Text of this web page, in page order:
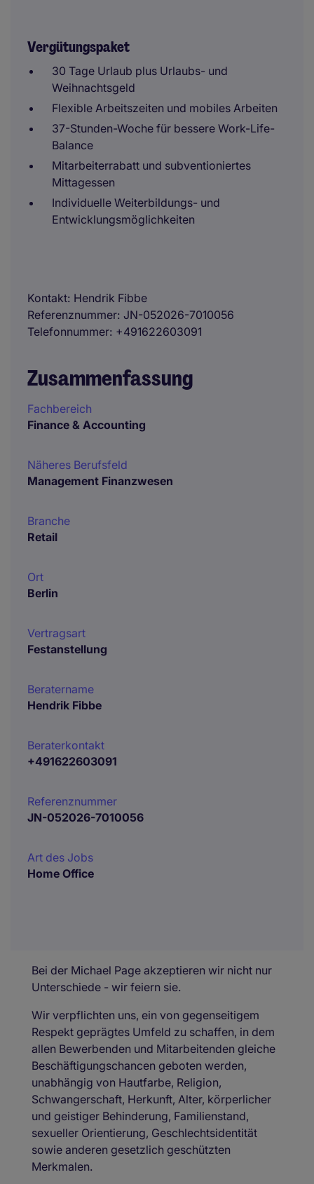
Vergütungspaket
30 Tage Urlaub plus Urlaubs- und
Weihnachtsgeld
Flexible Arbeitszeiten und mobiles Arbeiten
37-Stunden-Woche für bessere Work-Life-
Balance
Mitarbeiterrabatt und subventioniertes
Mittagessen
Individuelle Weiterbildungs- und
Entwicklungsmöglichkeiten
Kontakt Hendrik Fibbe
Referenznummer JN-052026-7010056
Telefonnummer +491622603091
Zusammenfassung
Fachbereich
Finance & Accounting
Näheres Berufsfeld
Management Finanzwesen
Branche
Retail
Ort
Berlin
Vertragsart
Festanstellung
Beratername
Hendrik Fibbe
Beraterkontakt
+491622603091
Referenznummer
JN-052026-7010056
Art des Jobs
Home Office
Bei der Michael Page akzeptieren wir nicht nur
Unterschiede - wir feiern sie.
Wir verpflichten uns, ein von gegenseitigem
Respekt geprägtes Umfeld zu schaffen, in dem
allen Bewerbenden und Mitarbeitenden gleiche
Beschäftigungschancen geboten werden,
unabhängig von Hautfarbe, Religion,
Schwangerschaft, Herkunft, Alter, körperlicher
und geistiger Behinderung, Familienstand,
sexueller Orientierung, Geschlechtsidentität
sowie anderen gesetzlich geschützten
Merkmalen.